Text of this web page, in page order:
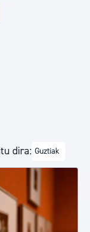
dira: Guztiak